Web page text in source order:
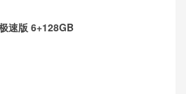
速版 6+128GB